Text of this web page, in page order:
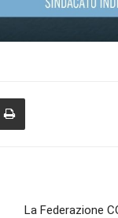
La Federazione